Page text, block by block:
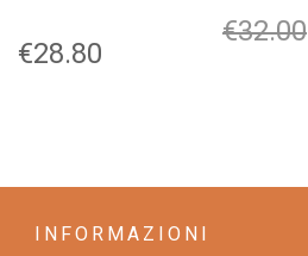
€28.80
€32.00
INFORMAZIONI